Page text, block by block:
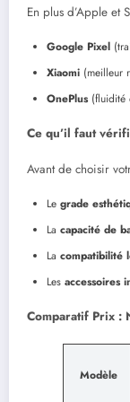
En plus d’Apple et
Google Pixel
Xiaomi (meilleur
OnePlus(fluidité
Ce qu’il faut
Avant de choisir
Le grade
La capacité de
La compatibilité
Les accessoires
Comparatif Prix :
Modèle